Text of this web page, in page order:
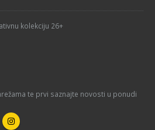
kolekciju 26+
te prvi saznajte novosti u ponudi